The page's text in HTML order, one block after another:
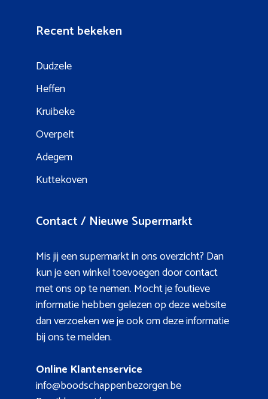
Recent bekeken
Dudzele
Heffen
Kruibeke
Overpelt
Adegem
Kuttekoven
Contact / Nieuwe Supermarkt
Mis jij een supermarkt in ons overzicht? Dan
kun je een winkel toevoegen door contact
met ons op te nemen. Mocht je foutieve
informatie hebben gelezen op deze website
dan verzoeken we je ook om deze informatie
bij ons te melden.
Online Klantenservice
info@boodschappenbezorgen.be